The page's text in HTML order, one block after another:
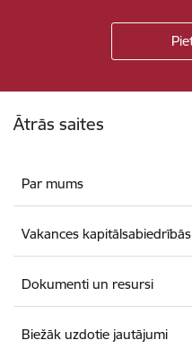
Ātrās saites
Par mums
Vakances kapitālsabiedrībās
Dokumenti un resursi
Biežāk uzdotie jautājumi